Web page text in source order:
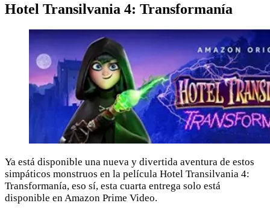
Hotel Transilvania 4: Transformanía
Ya está disponible una nueva y divertida aventura de estos
simpáticos monstruos en la película Hotel Transilvania 4:
Transformanía, eso sí, esta cuarta entrega solo está
disponible en Amazon Prime Video.